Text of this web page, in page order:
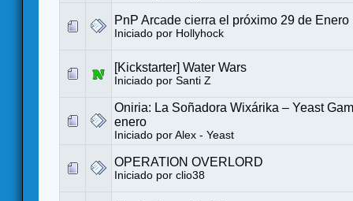
PnP Arcade cierra el próximo 29 de Enero
Iniciado por Hollyhock
[Kickstarter] Water Wars
Iniciado por Santi Z
Oniria: La Soñadora Wixárika – Yeast
enero
Iniciado por Alex - Yeast
OPERATION OVERLORD
Iniciado por clio38